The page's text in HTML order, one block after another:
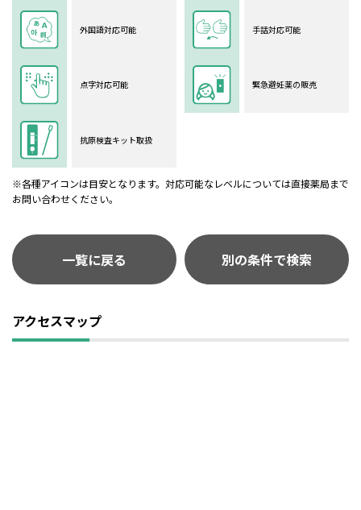
外国語対応可能 手話対応可能
点字対応可能 緊急避妊薬の販売
抗原検査キット取扱
※各種アイコンは目安となります。対応可能なレベルについては直接薬局まで
お問い合わせください。
一覧に戻る 別の条件で検索
アクセスマップ